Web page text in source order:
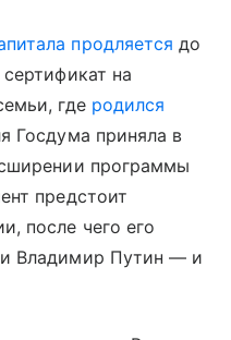
продляется до
на
где родился
Госдума приняла в
программы
предстоит
после чего его
Владимир Путин — и